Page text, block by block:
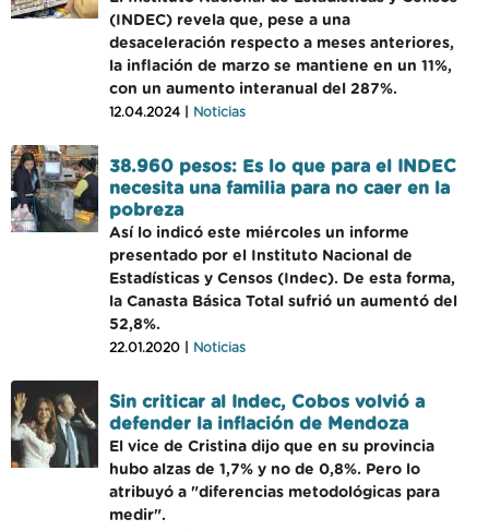
(INDEC) revela que, pese a una
desaceleración respecto a meses anteriores,
la inflación de marzo se mantiene en un 11%,
con un aumento interanual del 287%.
12.04.2024 | Noticias
38.960 pesos: Es lo que para el INDEC
necesita una familia para no caer en la
pobreza
Así lo indicó este miércoles un informe
presentado por el Instituto Nacional de
Estadísticas y Censos (Indec). De esta forma,
la Canasta Básica Total sufrió un aumentó del
52,8%.
22.01.2020 | Noticias
Sin criticar al Indec, Cobos volvió a
defender la inflación de Mendoza
El vice de Cristina dijo que en su provincia
hubo alzas de 1,7% y no de 0,8%. Pero lo
atribuyó a "diferencias metodológicas para
medir".